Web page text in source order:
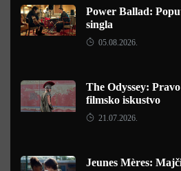
Power Ballad:
singla
05.08.2026.
The Odyssey:
filmsko iskustvo
21.07.2026.
Jeunes Mères: